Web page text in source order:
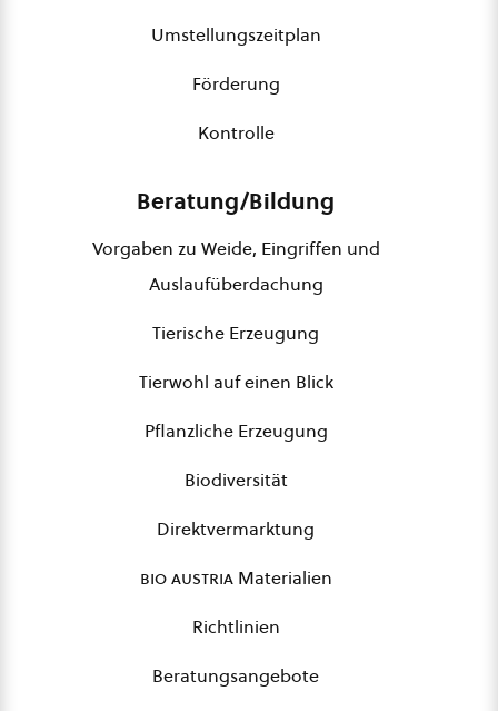
Umstellungszeitplan
Förderung
Kontrolle
Beratung/Bildung
Vorgaben zu Weide, Eingriffen und
Auslaufüberdachung
Tierische Erzeugung
Tierwohl auf einen Blick
Pflanzliche Erzeugung
Biodiversität
Direktvermarktung
bio austriaMaterialien
Richtlinien
Beratungsangebote